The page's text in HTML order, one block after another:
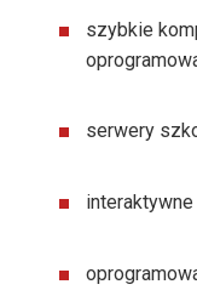
szybkie
serwery